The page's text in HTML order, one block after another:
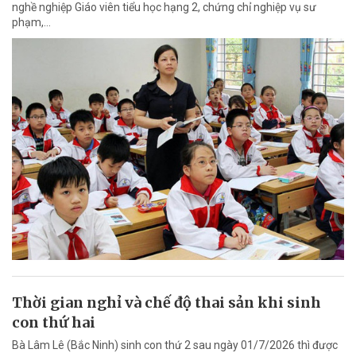
nghề nghiệp Giáo viên tiểu học hạng 2, chứng chỉ nghiệp vụ sư
phạm,…
Thời gian nghỉ và chế độ thai sản khi sinh
con thứ hai
Bà Lâm Lê (Bắc Ninh) sinh con thứ 2 sau ngày 01/7/2026 thì được